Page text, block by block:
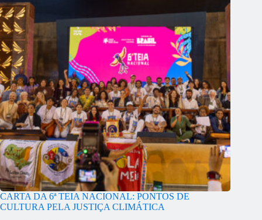
CARTA DA 6ª TEIA NACIONAL: PONTOS DE
CULTURA PELA JUSTIÇA CLIMÁTICA